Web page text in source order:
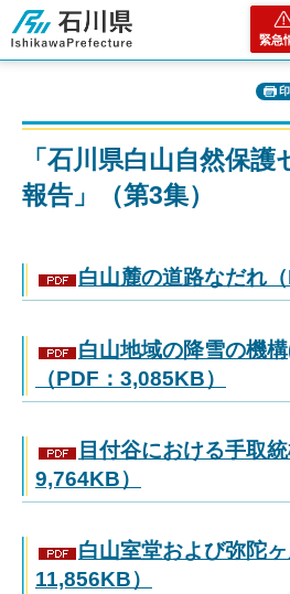
石川県
緊急
「石川県白山自然保
報告」（第3集）
白山麓の道路なだれ
白山地域の降雪の機
（PDF：3,085KB）
目付谷における手取
9,764KB）
白山室堂および弥陀
11,856KB）